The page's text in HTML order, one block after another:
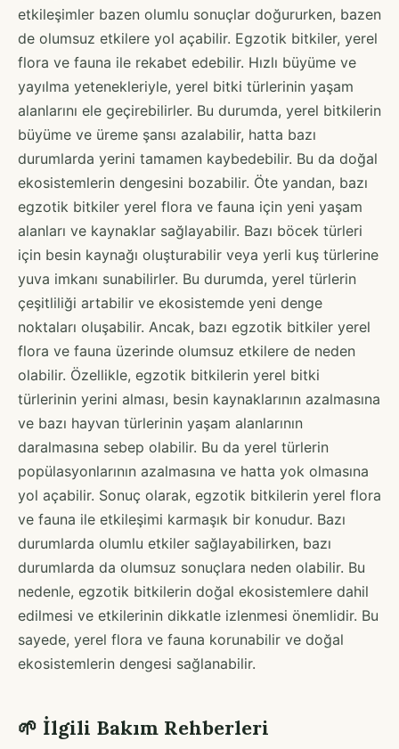
etkileşimler bazen olumlu sonuçlar doğururken, bazen
de olumsuz etkilere yol açabilir. Egzotik bitkiler, yerel
flora ve fauna ile rekabet edebilir. Hızlı büyüme ve
yayılma yetenekleriyle, yerel bitki türlerinin yaşam
alanlarını ele geçirebilirler. Bu durumda, yerel bitkilerin
büyüme ve üreme şansı azalabilir, hatta bazı
durumlarda yerini tamamen kaybedebilir. Bu da doğal
ekosistemlerin dengesini bozabilir. Öte yandan, bazı
egzotik bitkiler yerel flora ve fauna için yeni yaşam
alanları ve kaynaklar sağlayabilir. Bazı böcek türleri
için besin kaynağı oluşturabilir veya yerli kuş türlerine
yuva imkanı sunabilirler. Bu durumda, yerel türlerin
çeşitliliği artabilir ve ekosistemde yeni denge
noktaları oluşabilir. Ancak, bazı egzotik bitkiler yerel
flora ve fauna üzerinde olumsuz etkilere de neden
olabilir. Özellikle, egzotik bitkilerin yerel bitki
türlerinin yerini alması, besin kaynaklarının azalmasına
ve bazı hayvan türlerinin yaşam alanlarının
daralmasına sebep olabilir. Bu da yerel türlerin
popülasyonlarının azalmasına ve hatta yok olmasına
yol açabilir. Sonuç olarak, egzotik bitkilerin yerel flora
ve fauna ile etkileşimi karmaşık bir konudur. Bazı
durumlarda olumlu etkiler sağlayabilirken, bazı
durumlarda da olumsuz sonuçlara neden olabilir. Bu
nedenle, egzotik bitkilerin doğal ekosistemlere dahil
edilmesi ve etkilerinin dikkatle izlenmesi önemlidir. Bu
sayede, yerel flora ve fauna korunabilir ve doğal
ekosistemlerin dengesi sağlanabilir.
🌱 İlgili Bakım Rehberleri